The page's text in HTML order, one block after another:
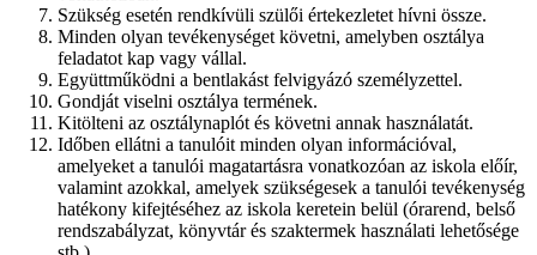
Szükség esetén rendkívüli szülői értekezletet hívni össze.
Minden olyan tevékenységet követni, amelyben osztálya
feladatot kap vagy vállal.
Együttműködni a bentlakást felvigyázó személyzettel.
Gondját viselni osztálya termének.
Kitölteni az osztálynaplót és követni annak használatát.
Időben ellátni a tanulóit minden olyan információval,
amelyeket a tanulói magatartásra vonatkozóan az iskola előír,
valamint azokkal, amelyek szükségesek a tanulói tevékenység
hatékony kifejtéséhez az iskola keretein belül (órarend, belső
rendszabályzat, könyvtár és szaktermek használati lehetősége